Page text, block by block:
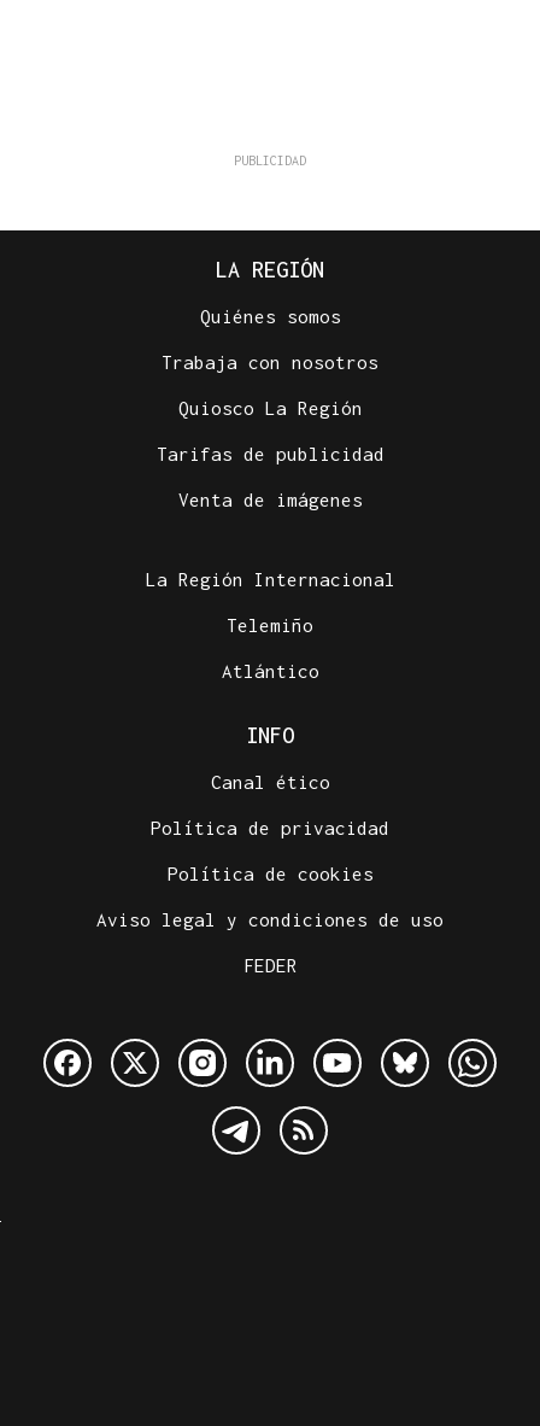
LA REGIÓN
Quiénes somos
Trabaja con nosotros
Quiosco La Región
Tarifas de publicidad
Venta de imágenes
La Región Internacional
Telemiño
Atlántico
INFO
Canal ético
Política de privacidad
Política de cookies
Aviso legal y condiciones de uso
FEDER